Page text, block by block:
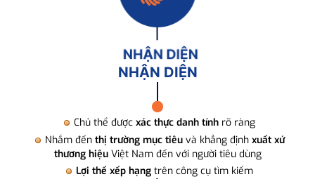
NHẬN DIỆN
Chủ thể được xác thực danh tính rõ ràng
Nhắm đến thị trường mục tiêuvà khẳng định xuất xứ
thương hiệuViệt Nam đến với người tiêu dùng
Lợi thế xếp hạng trên công cụ tìm kiếm